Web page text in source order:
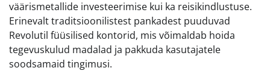
väärismetallide investeerimise kui ka reisikindlustuse.
Erinevalt traditsioonilistest pankadest puuduvad
Revolutil füüsilised kontorid, mis võimaldab hoida
tegevuskulud madalad ja pakkuda kasutajatele
soodsamaid tingimusi.